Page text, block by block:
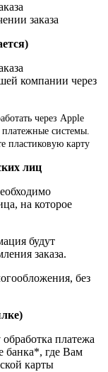
заказа
компании через
через Apple
платежные системы.
пластиковую карту
лиц
на которое
будут
заказа.
без
платежа
банка*, где Вам
карты